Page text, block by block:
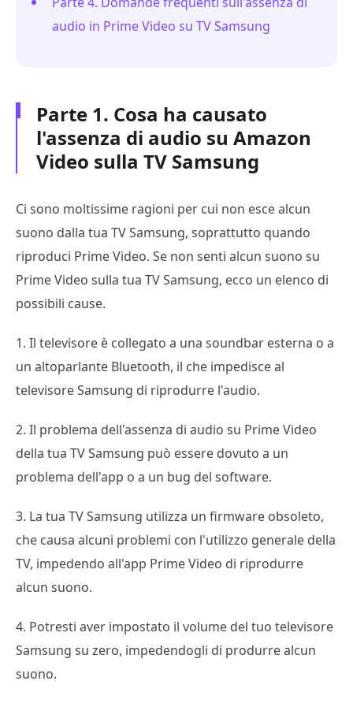
audio in Prime Video su TV Samsung
Parte 1. Cosa ha causato
l'assenza di audio su Amazon
Video sulla TV Samsung
Ci sono moltissime ragioni per cui non esce alcun
suono dalla tua TV Samsung, soprattutto quando
riproduci Prime Video. Se non senti alcun suono su
Prime Video sulla tua TV Samsung, ecco un elenco di
possibili cause.
1. Il televisore è collegato a una soundbar esterna o a
un altoparlante Bluetooth, il che impedisce al
televisore Samsung di riprodurre l'audio.
2. Il problema dell'assenza di audio su Prime Video
della tua TV Samsung può essere dovuto a un
problema dell'app o a un bug del software.
3. La tua TV Samsung utilizza un firmware obsoleto,
che causa alcuni problemi con l'utilizzo generale della
TV, impedendo all'app Prime Video di riprodurre
alcun suono.
4. Potresti aver impostato il volume del tuo televisore
Samsung su zero, impedendogli di produrre alcun
suono.